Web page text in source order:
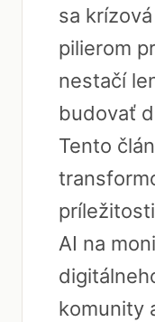
sa
pilierom
nestačí
budovať
Tento
AI na
komunity